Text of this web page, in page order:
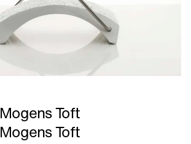
Mogens Toft
Mogens Toft